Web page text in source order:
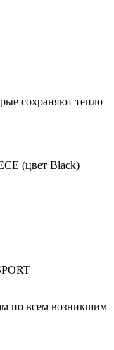
сохраняют тепло
по всем возникшим